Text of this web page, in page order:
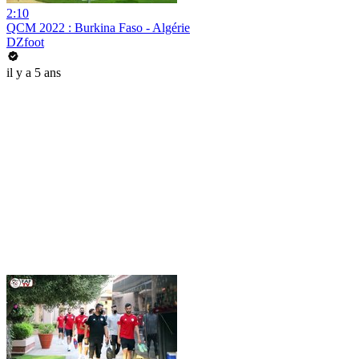
2:10
QCM 2022 : Burkina Faso - Algérie
DZfoot
il y a 5 ans